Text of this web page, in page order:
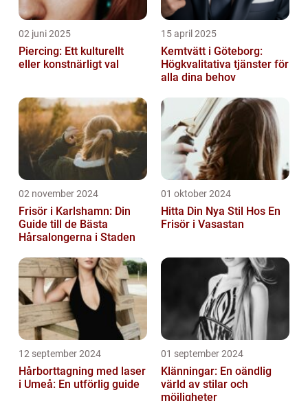
02 juni 2025
Piercing: Ett kulturellt
eller konstnärligt val
15 april 2025
Kemtvätt i Göteborg:
Högkvalitativa tjänster för
alla dina behov
02 november 2024
Frisör i Karlshamn: Din
Guide till de Bästa
Hårsalongerna i Staden
01 oktober 2024
Hitta Din Nya Stil Hos En
Frisör i Vasastan
12 september 2024
Hårborttagning med laser
i Umeå: En utförlig guide
01 september 2024
Klänningar: En oändlig
värld av stilar och
möjligheter